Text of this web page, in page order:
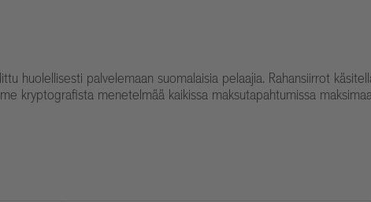
huolellisesti palvelemaan suomalaisia pelaajia. Rahansiirrot
kryptografista menetelmää kaikissa maksutapahtumissa